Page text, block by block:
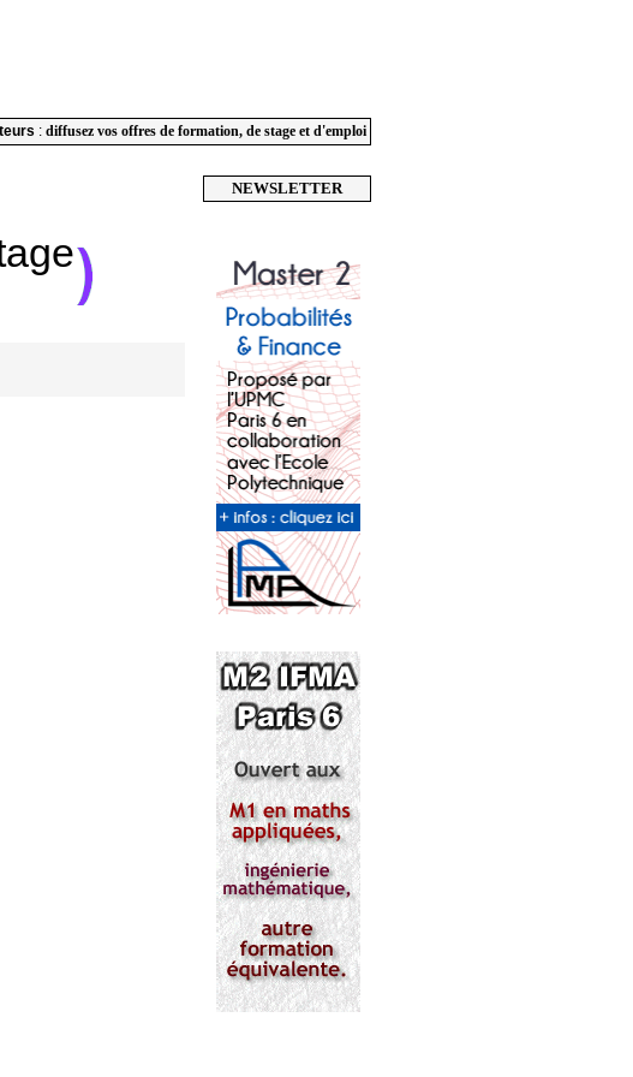
: diffusez vos offres de formation, de stage et d'emploi
NEWSLETTER